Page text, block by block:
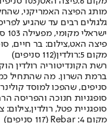
גלגולים רבים עד שהגיע
ישראלי מקומי, מפעילה 103 סניפים.
פיצה האט,צילום: בר חיים,
מקום 5:
רולדין(112 סניפים)
סניפים, שהפכו למוסד
סופגניות חנוכה והפריסה
סופגניית פטל, רולדין,צילום:
מקום 4: Rebar (117 סניפים)